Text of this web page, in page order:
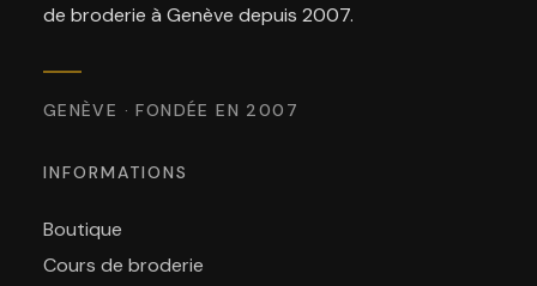
de broderie à Genève depuis 2007.
GENÈVE · FONDÉE EN 2007
INFORMATIONS
Boutique
Cours de broderie